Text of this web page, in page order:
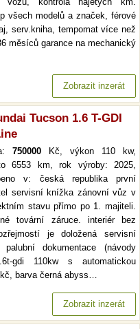
všech modelů a značek, férové
serv.kniha, tempomat více než
měsíců garance na mechanický
Zobrazit inzerát
Tucson 1.6 T-GDI
750000 Kč, výkon 110 kw,
6553 km, rok výroby: 2025,
v: česká republika první
servisní knížka zánovní vůz v
stavu přímo po 1. majiteli.
tovární záruce. interiér bez
je doložená servisní
dokumentace (návody
gdi 110kw s automatickou
barva černá abyss…
Zobrazit inzerát